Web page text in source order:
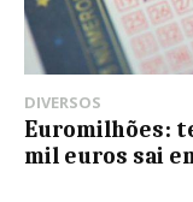
DIVERSOS
Euromilhões:
mil euros sai